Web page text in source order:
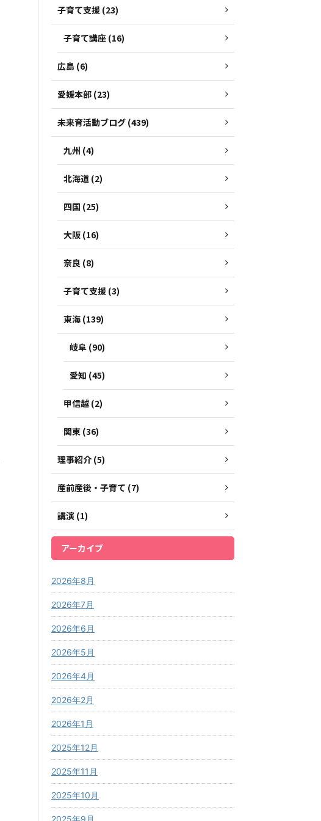
子育て支援 (23)
子育て講座 (16)
広島 (6)
愛媛本部 (23)
未来育活動ブログ (439)
九州 (4)
北海道 (2)
四国 (25)
大阪 (16)
奈良 (8)
子育て支援 (3)
東海 (139)
岐阜 (90)
愛知 (45)
甲信越 (2)
関東 (36)
理事紹介 (5)
産前産後・子育て (7)
講演 (1)
アーカイブ
2026年8月
2026年7月
2026年6月
2026年5月
2026年4月
2026年2月
2026年1月
2025年12月
2025年11月
2025年10月
2025年9月